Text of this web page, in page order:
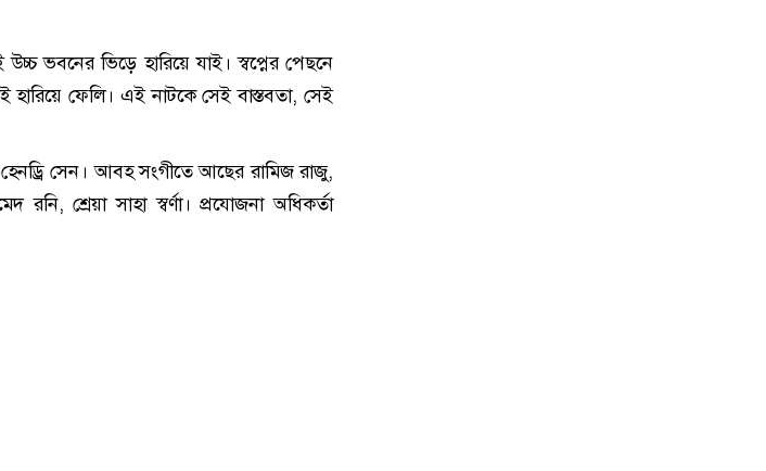
ভবনের ভিড়ে হারিয়ে যাই। স্বপ্নের পেছনে
ফেলি। এই নাটকে সেই বাস্তবতা, সেই
সেন। আবহ সংগীতে আছের রামিজ রাজু,
রনি, শ্রেয়া সাহা স্বর্ণা। প্রযোজনা অধিকর্তা